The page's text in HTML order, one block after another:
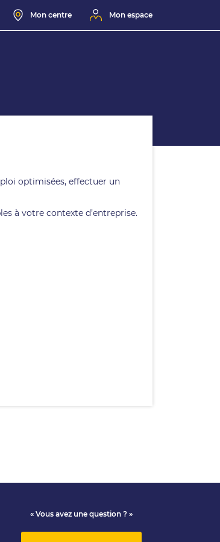
Mon centre Mon espace
optimisées, effectuer un
à votre contexte d’entreprise.
« Vous avez une question ? »